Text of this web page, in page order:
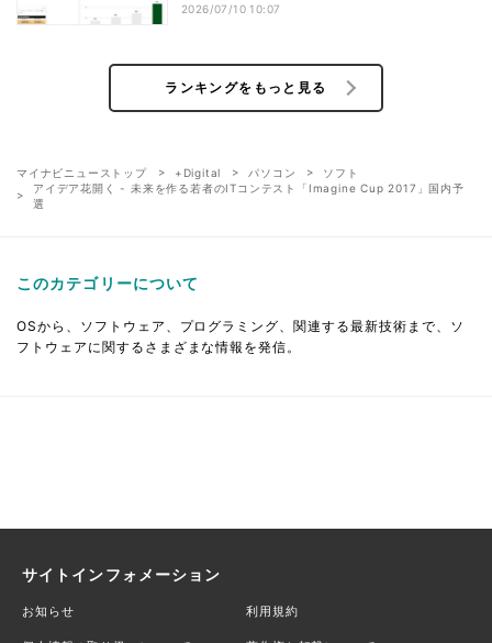
2026/07/10 10:07
ランキングをもっと見る
マイナビニューストップ +Digital パソコン
ソフト
アイデア花開く - 未来を作る若者のITコンテスト「Imagine Cup 2017」国内予
選
このカテゴリーについて
OSから、ソフトウェア、プログラミング、関連する最新技術まで、ソ
フトウェアに関するさまざまな情報を発信。
サイトインフォメーション
お知らせ 利用規約